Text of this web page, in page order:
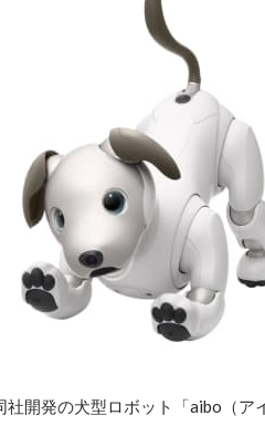
社開発の犬型ロボット「aibo（